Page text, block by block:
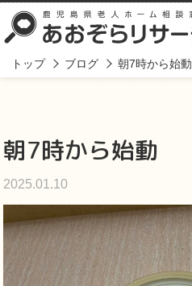
トップ ブログ 朝7時から始動
朝7時から始動
2025.01.10